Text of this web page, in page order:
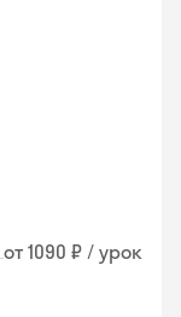
от 1090 ₽ / урок